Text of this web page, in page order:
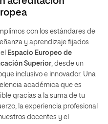
con los estándares de
y aprendizaje fijados
Espacio Europeo de
Superior, desde un
inclusivo e innovador. Una
académica que es
gracias a la suma de tu
la experiencia profesional
docentes y el